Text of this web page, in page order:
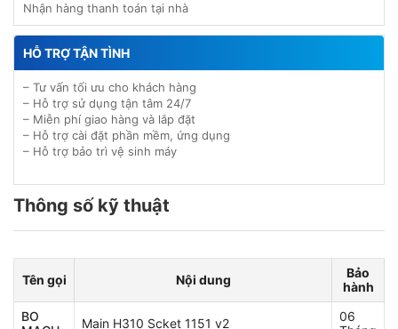
Nhận hàng thanh toán tại nhà
HỖ TRỢ TẬN TÌNH
– Tư vấn tối ưu cho khách hàng
– Hỗ trợ sử dụng tận tâm 24/7
– Miễn phí giao hàng và lắp đặt
– Hỗ trợ cài đặt phần mềm, ứng dụng
– Hỗ trợ bảo trì vệ sinh máy
Thông số kỹ thuật
Tên gọi Nội dung
Bảo
hành
BO
Main H310 Scket 1151 v2
06